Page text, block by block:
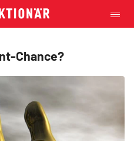
Chance?